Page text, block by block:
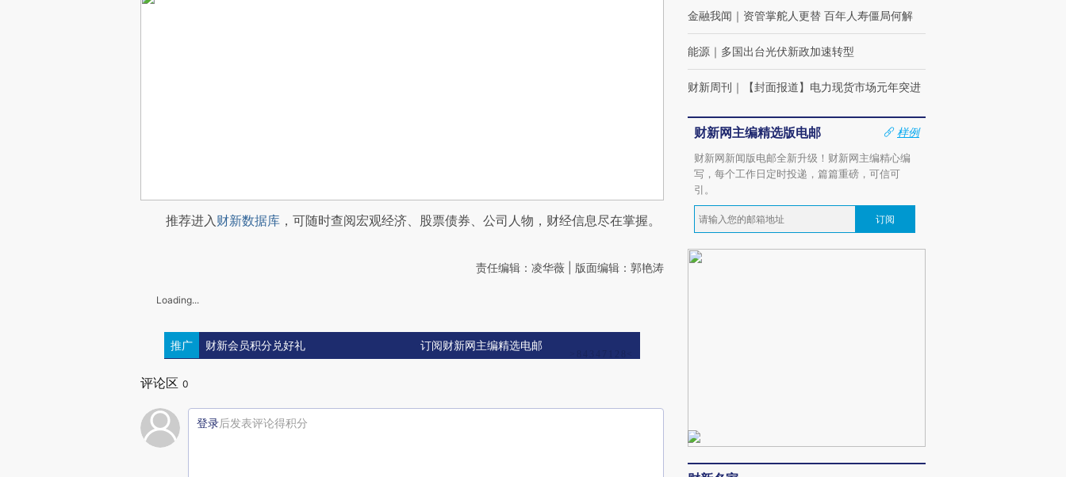
推荐进入财新数据库 ，可随时查阅宏观经济、股票债券、公司人物，财经信息尽在掌握。
责任编辑：凌华薇 | 版面编辑：郭艳涛
Loading...
推广 财新会员积分兑好礼 订阅财新网主编精选电邮
评论区 0
登录后发表评论得积分
金融我闻 ｜ 资管掌舵人更替 百年人寿僵局何解
能源 ｜ 多国出台光伏新政加速转型
财新周刊 ｜ 【封面报道】电力现货市场元年突进
财新网主编精选版电邮
样例
财新网新闻版电邮全新升级！财新网主编精心编
写，每个工作日定时投递，篇篇重磅，可信可
引。
订阅